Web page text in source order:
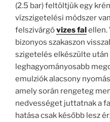
(2.5 bar) feltöltjük egy
vízszigetelési módszer
felszivárgóvizes falellen.
bizonyos szakaszon
szigetelés elkészülte után
leghagyományosabb
emulziók alacsony
amely során rengeteg
nedvességet juttatnak a
hatása csak később lesz